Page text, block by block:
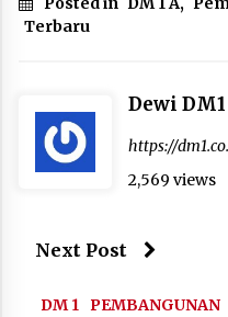
Terbaru
Dewi DM1
https://
2,569 views
Next Post
DM 1 PEMBANGUNAN